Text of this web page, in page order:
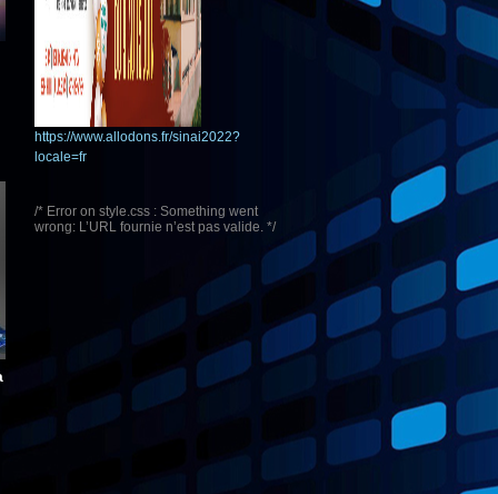
https://www.allodons.fr/sinai2022?
locale=fr
/* Error on style.css : Something went
wrong: L’URL fournie n’est pas valide. */